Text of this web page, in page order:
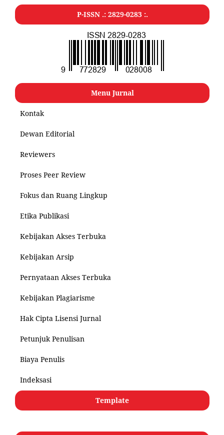
P-ISSN .: 2829-0283 :.
Menu Jurnal
Kontak
Dewan Editorial
Reviewers
Proses Peer Review
Fokus dan Ruang Lingkup
Etika Publikasi
Kebijakan Akses Terbuka
Kebijakan Arsip
Pernyataan Akses Terbuka
Kebijakan Plagiarisme
Hak Cipta Lisensi Jurnal
Petunjuk Penulisan
Biaya Penulis
Indeksasi
Template